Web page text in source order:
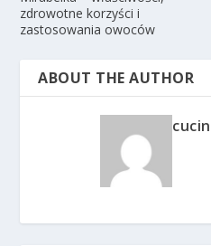
zdrowotne korzyści i
zastosowania owoców
ABOUT THE AUTHOR